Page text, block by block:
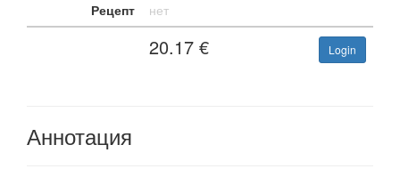
Рецепт
нет
20.17 € Login
Аннотация